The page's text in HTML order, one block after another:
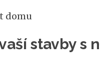
domu
stavby s